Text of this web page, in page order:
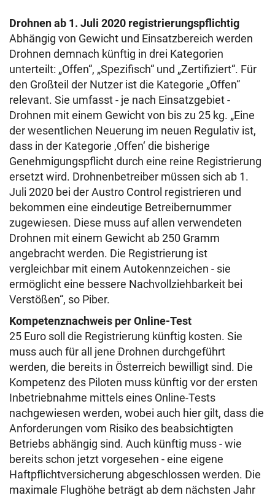
Drohnen ab 1. Juli 2020 registrierungspflichtig
Abhängig von Gewicht und Einsatzbereich werden
Drohnen demnach künftig in drei Kategorien
unterteilt: „Offen“, „Spezifisch“ und „Zertifiziert“. Für
den Großteil der Nutzer ist die Kategorie „Offen“
relevant. Sie umfasst - je nach Einsatzgebiet -
Drohnen mit einem Gewicht von bis zu 25 kg. „Eine
der wesentlichen Neuerung im neuen Regulativ ist,
dass in der Kategorie ‚Offen‘ die bisherige
Genehmigungspflicht durch eine reine Registrierung
ersetzt wird. Drohnenbetreiber müssen sich ab 1.
Juli 2020 bei der Austro Control registrieren und
bekommen eine eindeutige Betreibernummer
zugewiesen. Diese muss auf allen verwendeten
Drohnen mit einem Gewicht ab 250 Gramm
angebracht werden. Die Registrierung ist
vergleichbar mit einem Autokennzeichen - sie
ermöglicht eine bessere Nachvollziehbarkeit bei
Verstößen“, so Piber.
Kompetenznachweis per Online-Test
25 Euro soll die Registrierung künftig kosten. Sie
muss auch für all jene Drohnen durchgeführt
werden, die bereits in Österreich bewilligt sind. Die
Kompetenz des Piloten muss künftig vor der ersten
Inbetriebnahme mittels eines Online-Tests
nachgewiesen werden, wobei auch hier gilt, dass die
Anforderungen vom Risiko des beabsichtigten
Betriebs abhängig sind. Auch künftig muss - wie
bereits schon jetzt vorgesehen - eine eigene
Haftpflichtversicherung abgeschlossen werden. Die
maximale Flughöhe beträgt ab dem nächsten Jahr